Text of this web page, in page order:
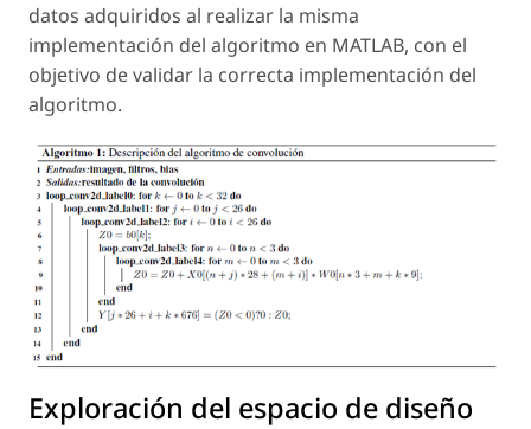
datos adquiridos al realizar la misma
implementación del algoritmo en MATLAB, con el
objetivo de validar la correcta implementación del
algoritmo.
Exploración del espacio de diseño